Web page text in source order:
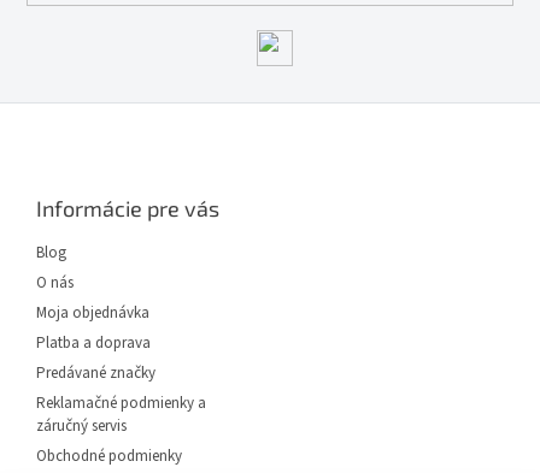
Informácie pre vás
Blog
O nás
Moja objednávka
Platba a doprava
Predávané značky
Reklamačné podmienky a
záručný servis
Obchodné podmienky